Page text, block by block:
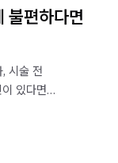
불편하다면
시술 전
있다면